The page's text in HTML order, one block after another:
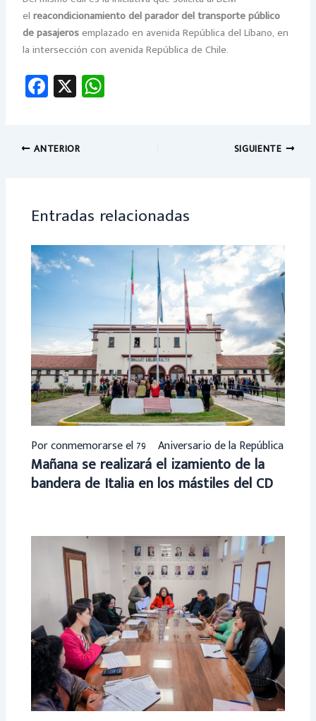
elreacondicionamiento del parador del transporte público
de pasajerosemplazado en avenida República del Líbano, en
la intersección con avenida República de Chile.
Fa
ce
o
X
ANTERIOR SIGUIENTE
Entradas relacionadas
Por conmemorarse el 79º Aniversario de la República
Mañana se realizará el izamiento de la
bandera de Italia en los mástiles del CD